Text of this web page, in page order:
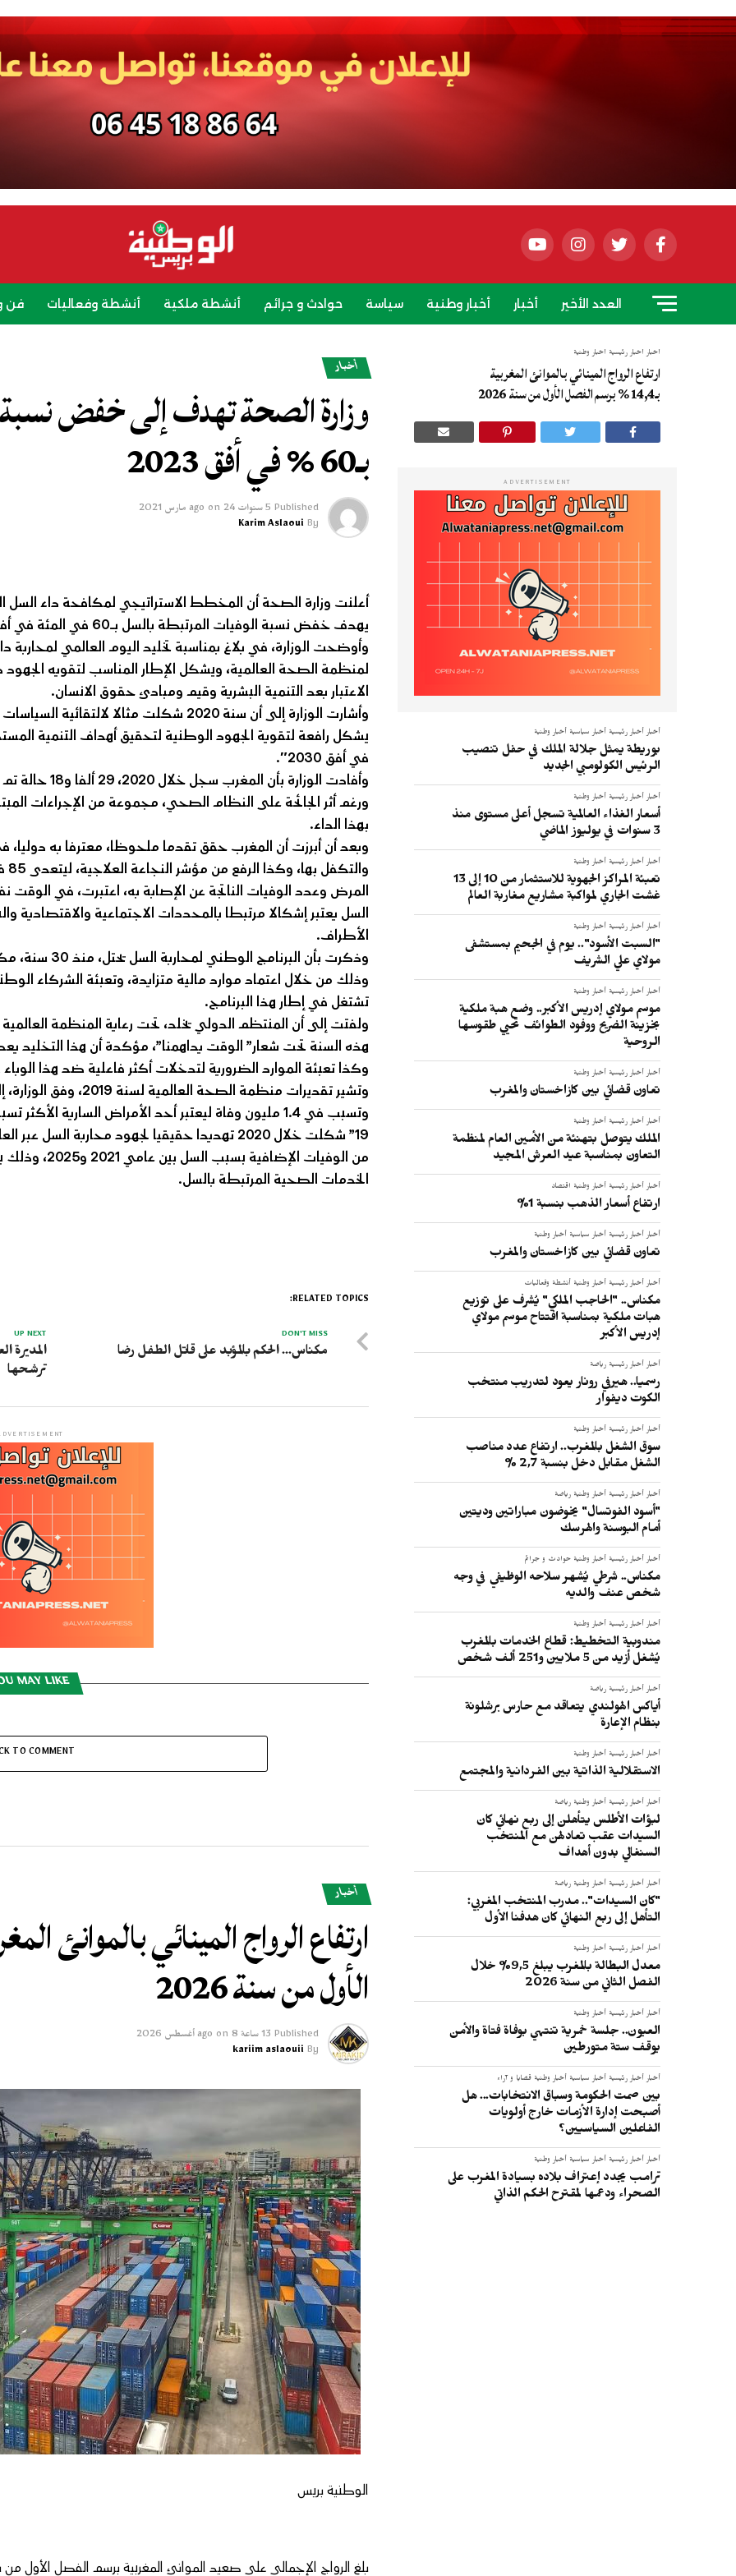
العدد الأخير أخبار أخبار وطنية سياسة حوادث و جرائم أنشطة ملكية أنشطة وفعاليات فن
أخبار أخبار رئيسية أخبار وطنية
ارتفاع الرواج المينائي بالموانئ المغربية
بـ14,4% برسم الفصل الأول من سنة 2026
ADVERTISEMENT
أخبار أخبار رئيسية أخبار سياسية أخبار وطنية
بوريطة يمثل جلالة الملك في حفل تنصيب
الرئيس الكولومبي الجديد
أخبار أخبار رئيسية أخبار وطنية
أسعار الغذاء العالمية تسجل أعلى مستوى منذ
3 سنوات في يوليوز الماضي
أخبار أخبار رئيسية أخبار وطنية
تعبئة المراكز الجهوية للاستثمار من 10 إلى 13
غشت الجاري لمواكبة مشاريع مغاربة العالم
أخبار أخبار رئيسية أخبار وطنية
"السبت الأسود".. يوم في الجحيم بمستشفى
مولاي علي الشريف
أخبار أخبار رئيسية أخبار وطنية
موسم مولاي إدريس الأكبر.. وضع هبة ملكية
بخزينة الضريح ووفود الطوائف تحيي طقوسها
الروحية
أخبار أخبار رئيسية أخبار وطنية
تعاون قضائي بين كازاخستان والمغرب
أخبار أخبار رئيسية أخبار وطنية
الملك يتوصل بتهنئة من الأمين العام لمنظمة
التعاون بمناسبة عيد العرش المجيد
أخبار أخبار رئيسية أخبار وطنية اقتصاد
ارتفاع أسعار الذهب بنسبة 1%
أخبار أخبار رئيسية أخبار سياسية أخبار وطنية
تعاون قضائي بين كازاخستان والمغرب
أخبار أخبار رئيسية أخبار وطنية أنشطة وفعاليات
مكناس.. "الحاجب الملكي" يُشرف على توزيع
هبات ملكية بمناسبة افتتاح موسم مولاي
إدريس الأكبر
أخبار أخبار رئيسية رياضة
رسميا.. هيرفي رونار يعود لتدريب منتخب
الكوت ديفوار
أخبار أخبار رئيسية أخبار وطنية
سوق الشغل بالمغرب.. ارتفاع عدد مناصب
الشغل مقابل دخل بنسبة 2,7 %
أخبار أخبار رئيسية أخبار وطنية رياضة
"أسود الفوتسال" يخوضون مباراتين وديتين
أمام البوسنة والهرسك
أخبار أخبار رئيسية أخبار وطنية حوادث و جرائم
مكناس.. شرطي يُشهر سلاحه الوظيفي في وجه
شخص عنف والديه
أخبار أخبار رئيسية أخبار وطنية
مندوبية التخطيط: قطاع الخدمات بالمغرب
يُشغل أزيد من 5 ملايين و251 ألف شخص
أخبار أخبار رئيسية رياضة
أياكس الهولندي يتعاقد مع حارس برشلونة
بنظام الإعارة
أخبار أخبار رئيسية أخبار وطنية
الاستقلالية الذاتية بين الفردانية والمجتمع
أخبار أخبار رئيسية أخبار وطنية رياضة
لبؤات الأطلس يتأهلن إلى ربع نهائي كان
السيدات عقب تعادلهن مع المنتخب
السنغالي بدون أهداف
أخبار أخبار رئيسية أخبار وطنية رياضة
"كان السيدات".. مدرب المنتخب المغربي:
التأهل إلى ربع النهائي كان هدفنا الأول
أخبار أخبار رئيسية أخبار وطنية
معدل البطالة بالمغرب يبلغ 9,5% خلال
الفصل الثاني من سنة 2026
أخبار أخبار رئيسية أخبار وطنية
العيون.. جلسة خمرية تنتهي بوفاة فتاة والأمن
يوقف ستة متورطين
أخبار أخبار رئيسية أخبار سياسية أخبار وطنية قضايا و آراء
بين صمت الحكومة وسباق الانتخابات... هل
أصبحت إدارة الأزمات خارج أولويات
الفاعلين السياسيين؟
أخبار أخبار رئيسية أخبار سياسية أخبار وطنية
ترامب يجدد إعتراف بلاده بسيادة المغرب على
الصحراء ودعمها لمقترح الحكم الذاتي
أخبار
وزارة الصحة تهدف إلى خفض نسبة
بـ60 % في أفق 2023
Published 5 سنوات ago on 24 مارس 2021
By
Karim Aslaoui
يهدف خفض نسبة الوفيات المرتبطة بالسل بـ60 في المئة في أفق 2023 بالمقارنة مع سنة 2015.
وأوضحت الوزارة، في بلاغ بمناسبة تخليد اليوم العالمي
لمنظمة الصحة العالمية، ويشكل الإطار المناسب لتقويه
الاعتبار بعد التنمية البشرية وقيم ومبادئ حقوق الانسان.
يشكل رافعة لتقوية الجهود الوطنية لتحقيق أهداف التنمية
في أفق 2030″.
وأفادت
ورغم أثر الجائحة على النظام الصحي، مجموعة من الإجراءات
بهذا الداء.
وبعد أن أبرزت أن المغرب حقق تقدما ملحوظا، معترفا به
المرض وعدد الوفيات الناتجة عن الإصابة به، اعتبرت، في الوقت
السل يعتبر إشكالا مرتبطا بالمحددات الاجتماعية
الأطراف.
وذكرت بأن
وذلك من خلال اعتماد موارد مالية متزايدة، وتعبئة الشركاء
تشتغل في إطار هذا البرنامج.
هذه السنة تحت شعار” الوقت يداهمنا”، مؤكدة أن هذا التخليد
وكذا تعبئة الموارد الضرورية لتدخلات أكثر فاعلية ضد هذا
وتسبب في 1.4 مليون وفاة ليعتبر أحد الأمراض السارية
19” شكلت خلال 2020 تهديدا حقيقيا لجهود
من الوفيات
الخدمات الصحية المرتبطة بالسل.
RELATED TOPICS:
UP NEXT
المديرة
ترشحها
DON'T MISS
مكناس… الحكم بالمؤبد على قاتل الطفل رضا
MAY LIKE
TO COMMENT
أخبار
الأول من سنة 2026
Published 13 ساعة ago on 8 أغسطس 2026
By
kariim aslaouii
الوطنية بريس